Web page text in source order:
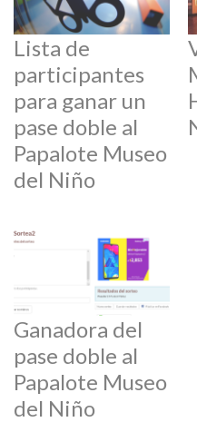
Lista de
participantes
para ganar un
pase doble al
Papalote Museo
del Niño
Ganadora del
pase doble al
Papalote Museo
del Niño